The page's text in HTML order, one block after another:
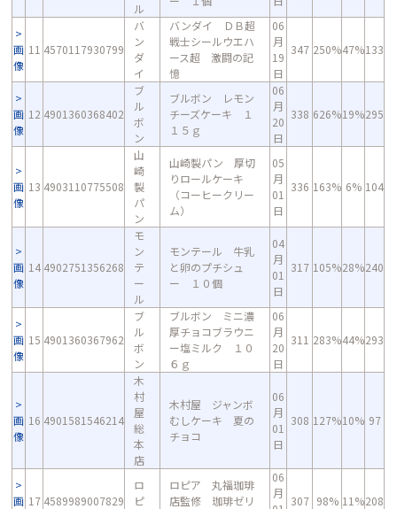
ル
画
像
11 4570117930799
バ
ン
ダ
イ
バンダイ ＤＢ超
戦士シールウエハ
ース超 激闘の記
憶
06
月
19
日
347 250%47%133
画
像
12 4901360368402
ブ
ル
ボ
ン
ブルボン レモン
チーズケーキ １
１５ｇ
06
月
20
日
338 626%19%295
画
像
13 4903110775508
山
崎
製
パ
ン
山崎製パン 厚切
りロールケーキ
（コーヒークリー
ム）
05
月
01
日
336 163% 6% 104
画
像
14 4902751356268
モ
ン
テ
ー
ル
モンテール 牛乳
と卵のプチシュ
ー １０個
04
月
01
日
317 105%28%240
画
像
15 4901360367962
ブ
ル
ボ
ン
ブルボン ミニ濃
厚チョコブラウニ
ー塩ミルク １０
６ｇ
06
月
20
日
311 283%44%293
画
像
16 4901581546214
木
村
屋
総
本
店
木村屋 ジャンボ
むしケーキ 夏の
チョコ
06
月
01
日
308 127%10% 97
画 17 4589989007829
ロ
ピ
ロピア 丸福珈琲
店監修 珈琲ゼリ
06
月
307 98% 11%208